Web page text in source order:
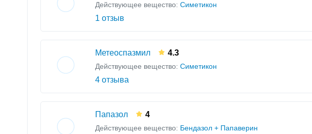
Действующее вещество: Симетикон
1 отзыв
Метеоспазмил 4.3
Действующее вещество: Симетикон
4 отзыва
Папазол 4
Действующее вещество: Бендазол + Папаверин